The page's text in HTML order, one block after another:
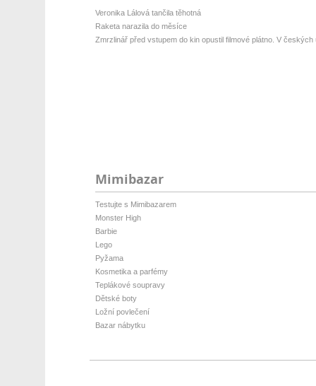
Veronika Lálová tančila těhotná
Raketa narazila do měsíce
Zmrzlinář před vstupem do kin opustil filmové plátno. V českých
Mimibazar
Testujte s Mimibazarem
Monster High
Barbie
Lego
Pyžama
Kosmetika a parfémy
Teplákové soupravy
Dětské boty
Ložní povlečení
Bazar nábytku